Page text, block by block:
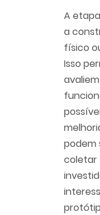
A
a
físico
Isso
podem
coletar